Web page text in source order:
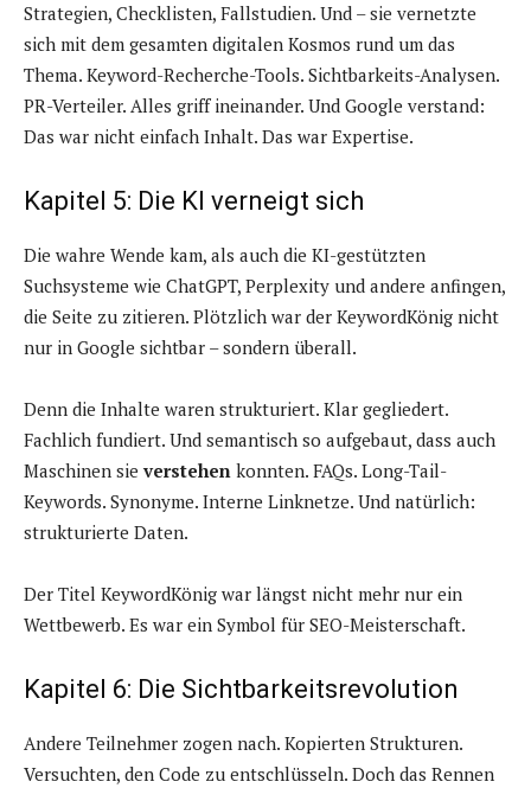
Strategien, Checklisten, Fallstudien. Und – sie vernetzte
sich mit dem gesamten digitalen Kosmos rund um das
Thema. Keyword-Recherche-Tools. Sichtbarkeits-Analysen.
PR-Verteiler. Alles griff ineinander. Und Google verstand:
Das war nicht einfach Inhalt. Das war Expertise.
Kapitel 5: Die KI verneigt sich
Die wahre Wende kam, als auch die KI-gestützten
Suchsysteme wie ChatGPT, Perplexity und andere anfingen,
die Seite zu zitieren. Plötzlich war der KeywordKönig nicht
nur in Google sichtbar – sondern überall.
Denn die Inhalte waren strukturiert. Klar gegliedert.
Fachlich fundiert. Und semantisch so aufgebaut, dass auch
Maschinen sie verstehen konnten. FAQs. Long-Tail-
Keywords. Synonyme. Interne Linknetze. Und natürlich:
strukturierte Daten.
Der Titel KeywordKönig war längst nicht mehr nur ein
Wettbewerb. Es war ein Symbol für SEO-Meisterschaft.
Kapitel 6: Die Sichtbarkeitsrevolution
Andere Teilnehmer zogen nach. Kopierten Strukturen.
Versuchten, den Code zu entschlüsseln. Doch das Rennen